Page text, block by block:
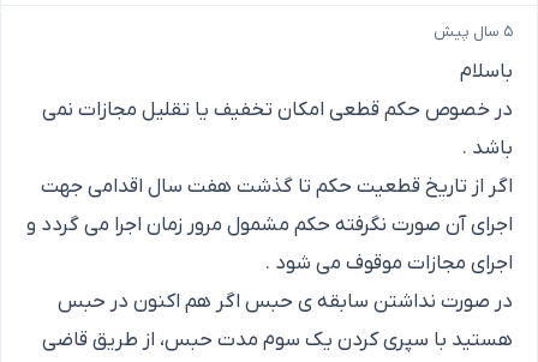
۵ سال پیش
باسلام
در خصوص حکم قطعی امکان تخفیف یا تقلیل مجازات نمی
باشد .
اگر از تاریخ قطعیت حکم تا گذشت هفت سال اقدامی جهت
اجرای آن صورت نگرفته حکم مشمول مرور زمان اجرا می گردد و
اجرای مجازات موقوف می شود .
در صورت نداشتن سابقه ی حبس اگر هم اکنون در حبس
هستید با سپری کردن یک سوم مدت حبس، از طریق قاضی